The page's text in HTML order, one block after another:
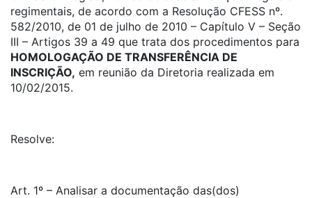
regimentais, de acordo com a Resolução CFESS nº.
582/2010, de 01 de julho de 2010 – Capítulo V – Seção
III – Artigos 39 a 49 que trata dos procedimentos para
HOMOLOGAÇÃO DE TRANSFERÊNCIA DE
INSCRIÇÃO, em reunião da Diretoria realizada em
10/02/2015.
Resolve:
Art. 1º – Analisar a documentação das(dos)